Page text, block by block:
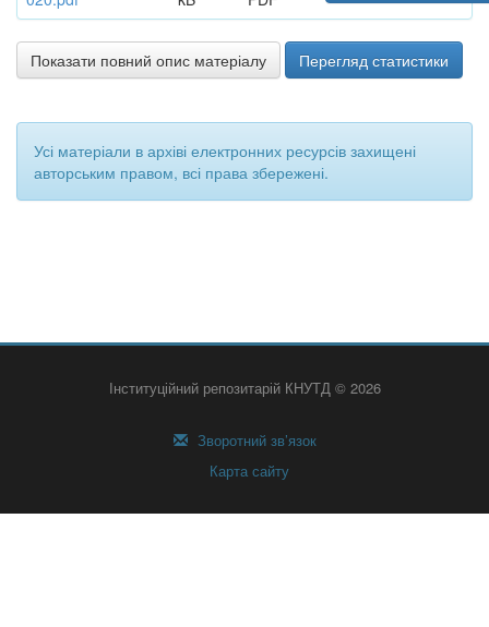
Показати повний опис матеріалу Перегляд статистики
Усі матеріали в архіві електронних ресурсів захищені
авторським правом, всі права збережені.
Інституційний репозитарій КНУТД © 2026
Зворотний зв’язок
Карта сайту